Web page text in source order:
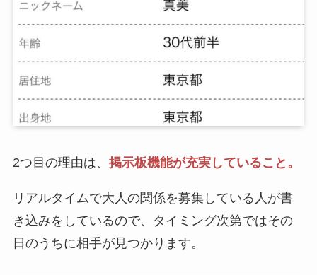
2つ目の理由は、 掲示板機能が充実していること。
リアルタイムで大人の関係を募集している人が書
き込みをしているので、タイミング次第ではその
日のうちに相手が見つかります。